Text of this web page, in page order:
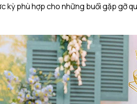
kỳ phù hợp cho những buổi gặp gỡ